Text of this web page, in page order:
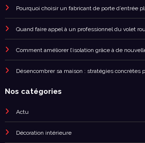
Pourquoi choisir un fabricant de porte d’entrée
Quand faire appel à un professionnel du volet
Comment améliorer l’isolation grâce à de
Désencombrer sa maison : stratégies
Nos catégories
Actu
Décoration intérieure